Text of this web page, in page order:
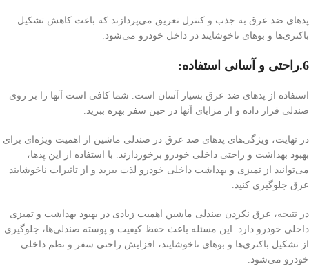
پد‌های ضد عرق به جذب و کنترل تعریق می‌پردازند که باعث کاهش تشکیل
باکتری‌ها و بوهای ناخوشایند در داخل خودرو می‌شود.
6.راحتی و آسانی استفاده:
استفاده از پد‌های ضد عرق بسیار آسان است. شما کافی است آنها را بر روی
صندلی قرار داده و از مزایای آنها در حین سفر بهره ببرید.
در نهایت، ویژگی‌های پد‌های ضد عرق در صندلی ماشین از اهمیت ویژه‌ای برای
بهبود بهداشت و راحتی داخلی خودرو برخوردارند. با استفاده از این پد‌ها،
می‌توانید از تمیزی و بهداشت داخلی خودرو لذت ببرید و از تاثیرات ناخوشایند
عرق جلوگیری کنید.
در نتیجه‌، عرق نکردن صندلی ماشین اهمیت زیادی در بهبود بهداشت و تمیزی
داخلی خودرو دارد. این مسئله باعث حفظ کیفیت و پوسته صندلی‌ها، جلوگیری
از تشکیل باکتری‌ها و بوهای ناخوشایند، افزایش راحتی سفر و نظم داخلی
خودرو می‌شود.